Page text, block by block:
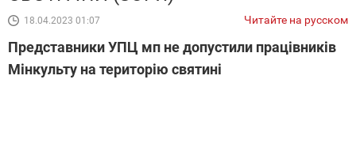
18.04.2023 01:07 Читайте на русском
Представники УПЦ мп не допустили працівників
Мінкульту на територію святині